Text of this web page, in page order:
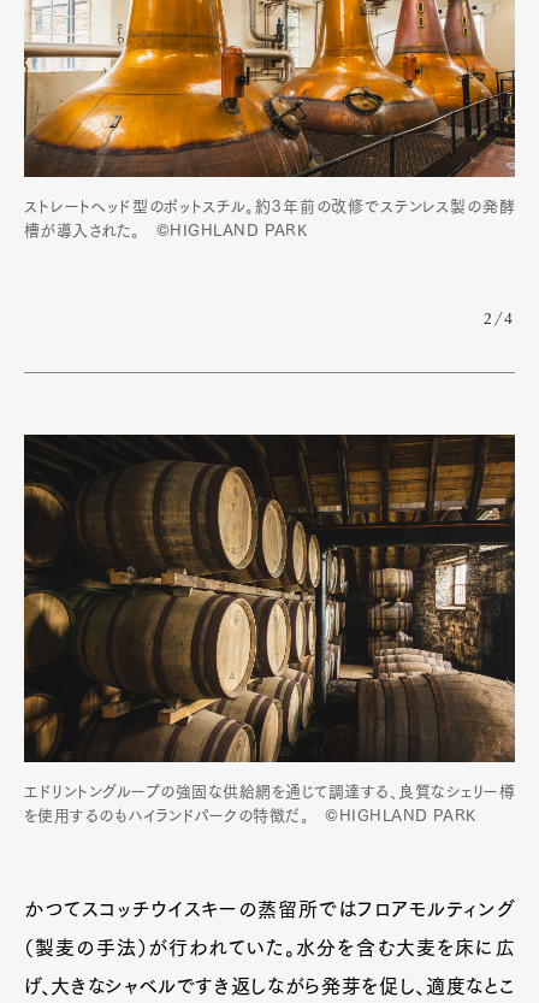
ストレートヘッド型のポットスチル。約3年前の改修でステンレス製の発酵
槽が導入された。 ©HIGHLAND PARK
2/4
エドリントングループの強固な供給網を通じて調達する、良質なシェリー樽
を使用するのもハイランドパークの特徴だ。 ©HIGHLAND PARK
かつてスコッチウイスキーの蒸留所ではフロアモルティング
（製麦の手法）が行われていた。水分を含む大麦を床に広
げ、大きなシャベルですき返しながら発芽を促し、適度なとこ